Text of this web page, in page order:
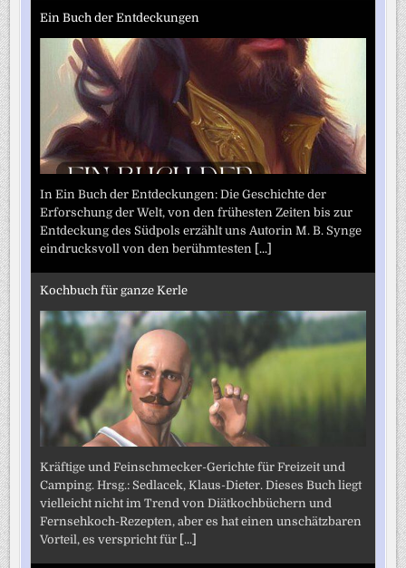
Ein Buch der Entdeckungen
In Ein Buch der Entdeckungen: Die Geschichte der
Erforschung der Welt, von den frühesten Zeiten bis zur
Entdeckung des Südpols erzählt uns Autorin M. B. Synge
eindrucksvoll von den berühmtesten [...]
Kochbuch für ganze Kerle
Kräftige und Feinschmecker-Gerichte für Freizeit und
Camping. Hrsg.: Sedlacek, Klaus-Dieter. Dieses Buch liegt
vielleicht nicht im Trend von Diätkochbüchern und
Fernsehkoch-Rezepten, aber es hat einen unschätzbaren
Vorteil, es verspricht für [...]